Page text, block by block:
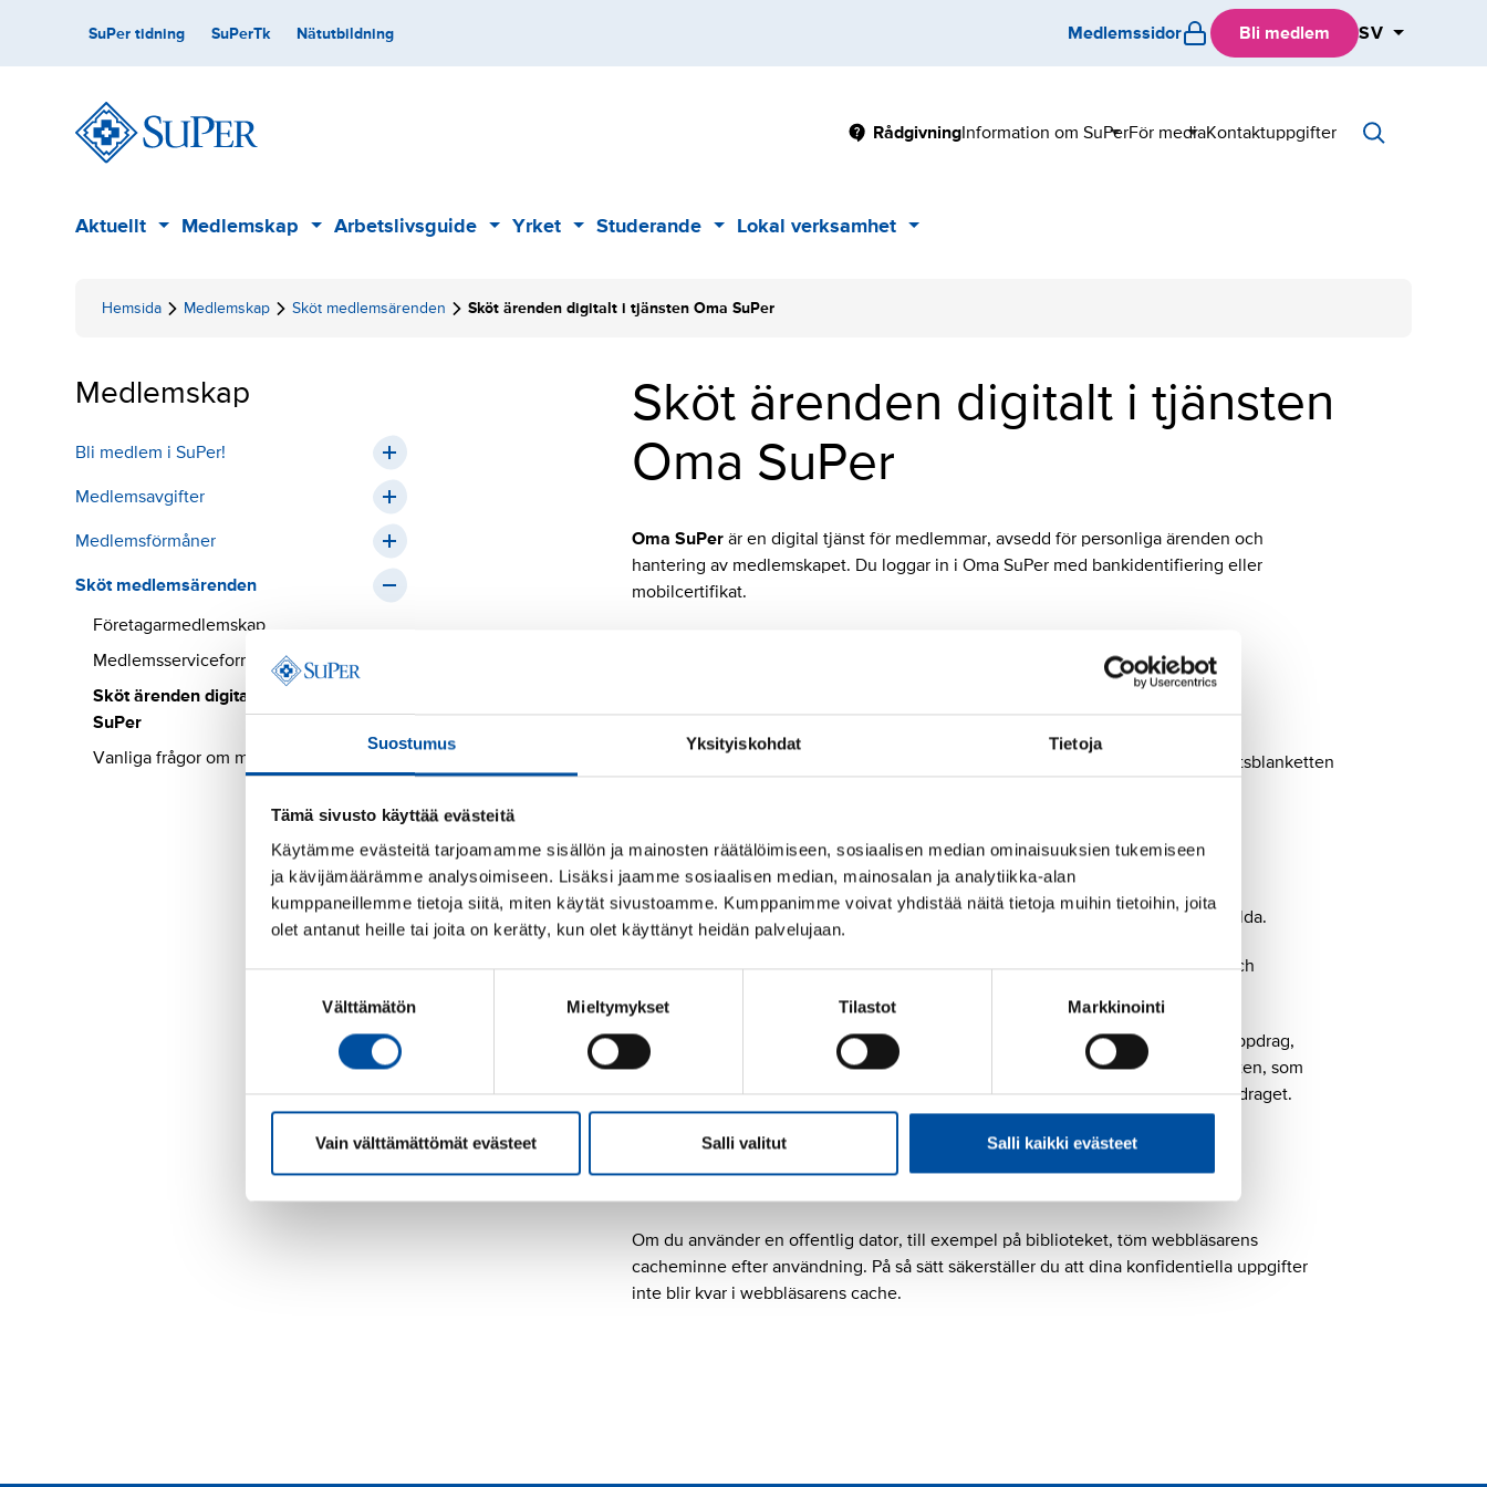
Suostumus Yksityiskohdat Tietoja
Tämä sivusto käyttää evästeitä
Käytämme evästeitä tarjoamamme sisällön ja mainosten räätälöimiseen, sosiaalisen median ominaisuuksien tukemiseen
ja kävijämäärämme analysoimiseen. Lisäksi jaamme sosiaalisen median, mainosalan ja analytiikka-alan
kumppaneillemme tietoja siitä, miten käytät sivustoamme. Kumppanimme voivat yhdistää näitä tietoja muihin tietoihin, joita
olet antanut heille tai joita on kerätty, kun olet käyttänyt heidän palvelujaan.
Välttämätön Mieltymykset Tilastot Markkinointi
Vain välttämättömät evästeet Salli valitut Salli kaikki evästeet
content
Secondary
SuPer tidning SuPerTk Nätutbildning Medlemssidor Bli medlem SV
Main
RådgivningInformation om SuPerSubFör mediaSubKontaktuppgifter
Main
Aktuellt
SubMedlemskap
SubArbetslivsguide
SubYrket
SubStuderande
SubLokal verksamhet
Sub
Hemsida Medlemskap Sköt medlemsärenden Sköt ärenden digitalt i tjänsten Oma SuPer
Medlemskap
Bli medlem i SuPer!
Medlemsavgifter
Medlemsförmåner
Sköt medlemsärenden
Företagarmedlemskap
Medlemsserviceformulär
Sköt ärenden digitalt i tjänsten Oma
SuPer
Vanliga frågor om medlemskap i SuPer
Sköt ärenden digitalt i tjänsten
Oma SuPer
Oma SuPerär en digital tjänst för medlemmar, avsedd för personliga ärenden och
hantering av medlemskapet. Du loggar in i Oma SuPer med bankidentifiering eller
mobilcertifikat.
I Oma SuPer kan du bland annat:
Kontrollera och uppdatera dina anställningsuppgifter samt ladda ner fullmaktsblanketten
Ansöka om avgiftsbefrielse för obetald ledighet.
Meddela ändringar som påverkar medlemsavgiften.
Kontrollera kontaktuppgifterna för din egen fackavdelning och förtroendevalda.
I avsnittetSuPer Evenemangkan du granska och anmäla dig till utbildningar och
Tjänsten
är avsedd som stöd för aktiva medlemmar i förtroendeuppdrag,
såsom förtroendemän och ordföranden. Aktiva medlemmar får tillgång till tjänsten, som
bland annat innehåller listor, statistik och nyheter som behövs för att sköta uppdraget.
Logga in på tjänsten Oma SuPer
Om du använder en offentlig dator, till exempel på biblioteket, töm webbläsarens
cacheminne efter användning. På så sätt säkerställer du att dina konfidentiella uppgifter
inte blir kvar i webbläsarens cache.